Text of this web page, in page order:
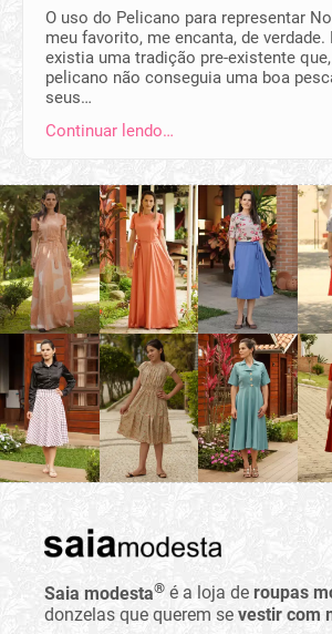
O uso do Pelicano para representar
meu favorito, me encanta, de verdade.
existia uma tradição pre-existente
pelicano não conseguia uma boa
seus…
Continuar lendo…
Saia modesta® é a loja de roupas
donzelas que querem se vestir com